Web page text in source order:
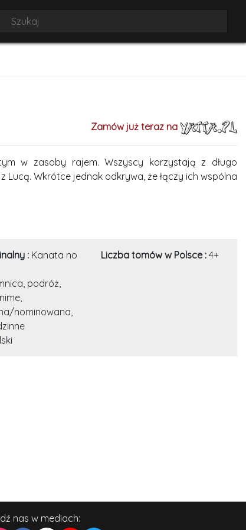
Zamów już teraz na
w zasoby rajem. Wszyscy korzystają z długo
Wkrótce jednak odkrywa, że łączy ich wspólna
: Kanata no
podróż,
nominowana,
Liczba tomów w Polsce : 4+
nas w mediach: